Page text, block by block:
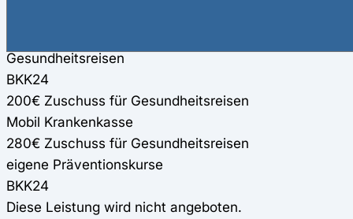
Gesundheitsreisen
BKK24
200€ Zuschuss für Gesundheitsreisen
Mobil Krankenkasse
280€ Zuschuss für Gesundheitsreisen
eigene Präventionskurse
BKK24
Diese Leistung wird nicht angeboten.